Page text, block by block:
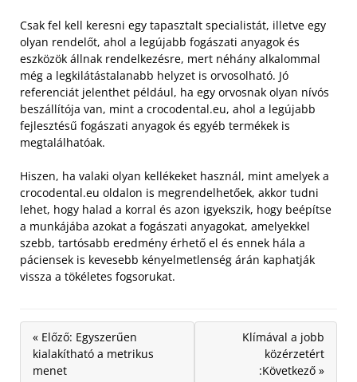
Csak fel kell keresni egy tapasztalt specialistát, illetve egy
olyan rendelőt, ahol a legújabb fogászati anyagok és
eszközök állnak rendelkezésre, mert néhány alkalommal
még a legkilátástalanabb helyzet is orvosolható. Jó
referenciát jelenthet például, ha egy orvosnak olyan nívós
beszállítója van, mint a crocodental.eu, ahol a legújabb
fejlesztésű fogászati anyagok és egyéb termékek is
megtalálhatóak.
Hiszen, ha valaki olyan kellékeket használ, mint amelyek a
crocodental.eu oldalon is megrendelhetőek, akkor tudni
lehet, hogy halad a korral és azon igyekszik, hogy beépítse
a munkájába azokat a fogászati anyagokat, amelyekkel
szebb, tartósabb eredmény érhető el és ennek hála a
páciensek is kevesebb kényelmetlenség árán kaphatják
vissza a tökéletes fogsorukat.
« Előző: Egyszerűen
kialakítható a metrikus
menet
Klímával a jobb
közérzetért
:Következő »